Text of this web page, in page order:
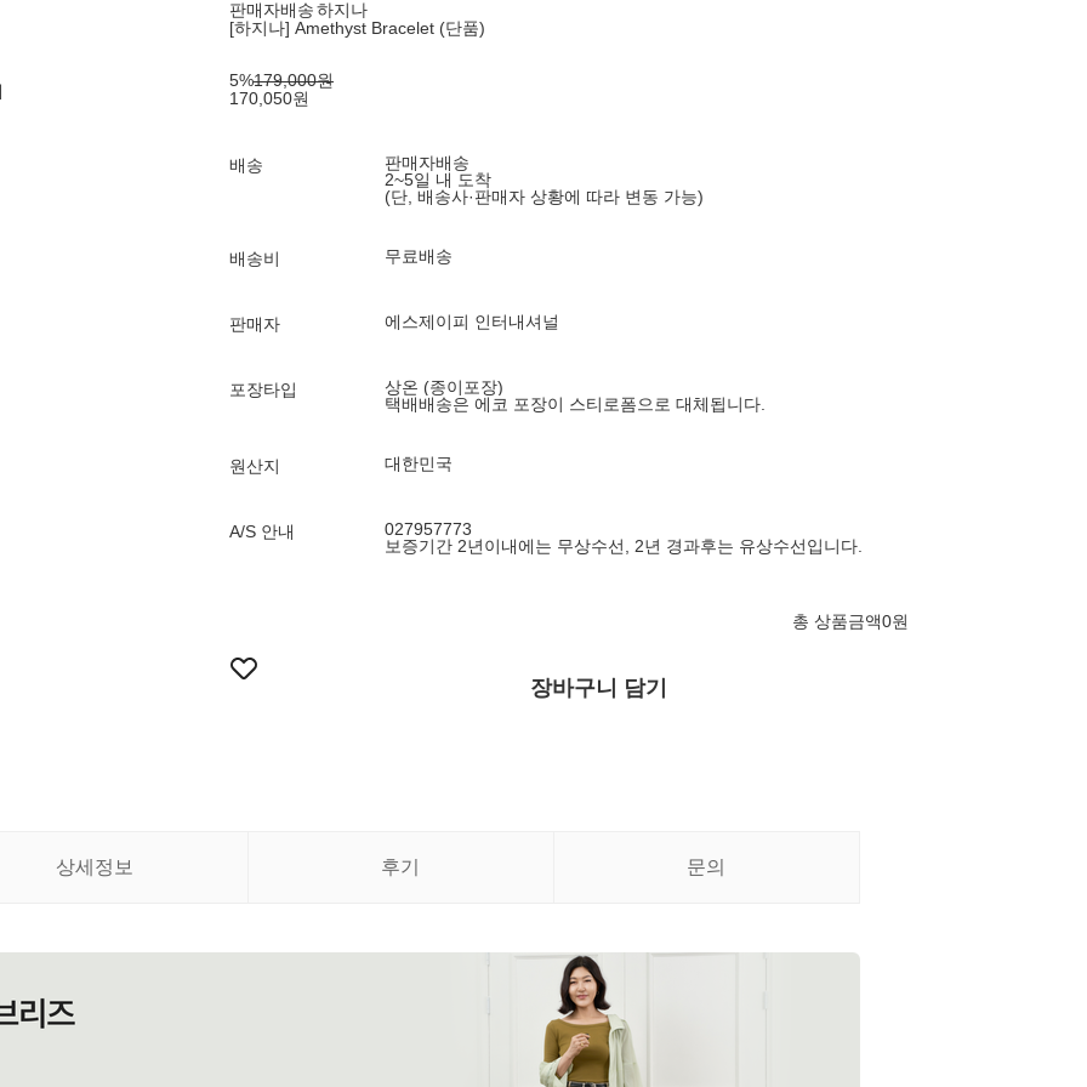
판매자배송하지나
[하지나] Amethyst Bracelet (단품)
5%179,000원
170,050원
배송
판매자배송
2~5일 내 도착
(단, 배송사·판매자 상황에 따라 변동 가능)
배송비 무료배송
판매자 에스제이피 인터내셔널
포장타입
상온 (종이포장)
택배배송은 에코 포장이 스티로폼으로 대체됩니다.
원산지 대한민국
A/S 안내
027957773
보증기간 2년이내에는 무상수선, 2년 경과후는 유상수선입니다.
총 상품금액0원
장바구니 담기
상세정보 후기 문의